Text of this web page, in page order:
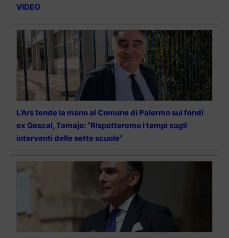
VIDEO
L’Ars tende la mano al Comune di Palermo sui fondi
ex Gescal, Tamajo: “Rispetteremo i tempi sugli
interventi delle sette scuole”